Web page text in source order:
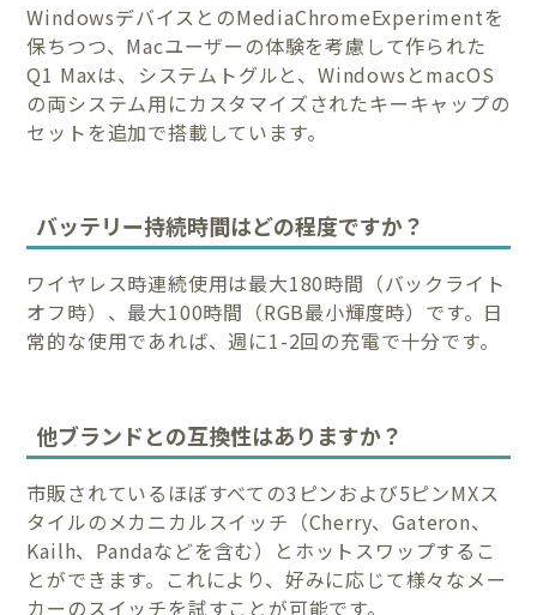
WindowsデバイスとのMediaChromeExperimentを
保ちつつ、Macユーザーの体験を考慮して作られた
Q1 Maxは、システムトグルと、WindowsとmacOS
の両システム用にカスタマイズされたキーキャップの
セットを追加で搭載しています。
バッテリー持続時間はどの程度ですか？
ワイヤレス時連続使用は最大180時間（バックライト
オフ時）、最大100時間（RGB最小輝度時）です。日
常的な使用であれば、週に1-2回の充電で十分です。
他ブランドとの互換性はありますか？
市販されているほぼすべての3ピンおよび5ピンMXス
タイルのメカニカルスイッチ（Cherry、Gateron、
Kailh、Pandaなどを含む）とホットスワップするこ
とができます。これにより、好みに応じて様々なメー
カーのスイッチを試すことが可能です。